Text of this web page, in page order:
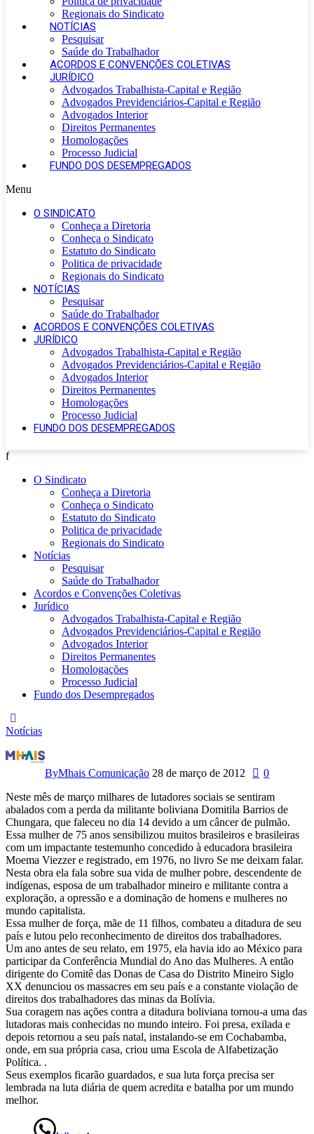
Regionais do Sindicato
NOTÍCIAS
Pesquisar
Saúde do Trabalhador
ACORDOS E CONVENÇÕES COLETIVAS
JURÍDICO
Advogados Trabalhista-Capital e Região
Advogados Previdenciários-Capital e Região
Advogados Interior
Direitos Permanentes
Homologações
Processo Judicial
FUNDO DOS DESEMPREGADOS
Menu
O SINDICATO
Conheça a Diretoria
Conheça o Sindicato
Estatuto do Sindicato
Politica de privacidade
Regionais do Sindicato
NOTÍCIAS
Pesquisar
Saúde do Trabalhador
ACORDOS E CONVENÇÕES COLETIVAS
JURÍDICO
Advogados Trabalhista-Capital e Região
Advogados Previdenciários-Capital e Região
Advogados Interior
Direitos Permanentes
Homologações
Processo Judicial
FUNDO DOS DESEMPREGADOS
f
O Sindicato
Conheça a Diretoria
Conheça o Sindicato
Estatuto do Sindicato
Politica de privacidade
Regionais do Sindicato
Notícias
Pesquisar
Saúde do Trabalhador
Acordos e Convenções Coletivas
Jurídico
Advogados Trabalhista-Capital e Região
Advogados Previdenciários-Capital e Região
Advogados Interior
Direitos Permanentes
Homologações
Processo Judicial
Fundo dos Desempregados
Notícias
Domitila
Barrios
de
Chungara
–
presente!
ByMhais Comunicação 28 de março de 2012
0
Neste mês de março milhares de lutadores sociais se sentiram
abalados com a perda da militante boliviana Domitila Barrios de
Chungara, que faleceu no dia 14 devido a um câncer de pulmão.
Essa mulher de 75 anos sensibilizou muitos brasileiros e brasileiras
com um impactante testemunho concedido à educadora brasileira
Moema Viezzer e registrado, em 1976, no livro Se me deixam falar.
Nesta obra ela fala sobre sua vida de mulher pobre, descendente de
indígenas, esposa de um trabalhador mineiro e militante contra a
exploração, a opressão e a dominação de homens e mulheres no
mundo capitalista.
Essa mulher de força, mãe de 11 filhos, combateu a ditadura de seu
país e lutou pelo reconhecimento de direitos dos trabalhadores.
Um ano antes de seu relato, em 1975, ela havia ido ao México para
participar da Conferência Mundial do Ano das Mulheres. A então
dirigente do Comitê das Donas de Casa do Distrito Mineiro Siglo
XX denunciou os massacres em seu país e a constante violação de
direitos dos trabalhadores das minas da Bolívia.
Sua coragem nas ações contra a ditadura boliviana tornou-a uma das
lutadoras mais conhecidas no mundo inteiro. Foi presa, exilada e
depois retornou a seu país natal, instalando-se em Cochabamba,
onde, em sua própria casa, criou uma Escola de Alfabetização
Política. .
Seus exemplos ficarão guardados, e sua luta força precisa ser
lembrada na luta diária de quem acredita e batalha por um mundo
melhor.